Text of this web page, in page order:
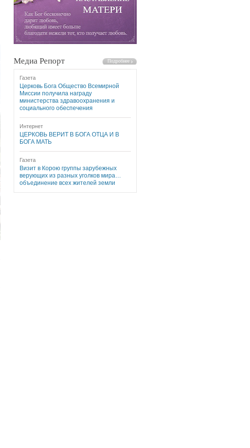
Медиа Репорт
Газета
Церковь Бога Общество Всемирной
Миссии получила награду
министерства здравоохранения и
социального обеспечения
Интернет
ЦЕРКОВЬ ВЕРИТ В БОГА ОТЦА И В
БОГА МАТЬ
Газета
Визит в Корою группы зарубежных
верующих из разных уголков мира…
объединение всех жителей земли